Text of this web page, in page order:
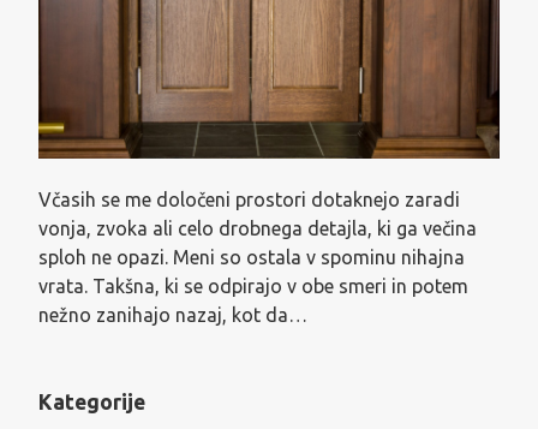
Včasih se me določeni prostori dotaknejo zaradi
vonja, zvoka ali celo drobnega detajla, ki ga večina
sploh ne opazi. Meni so ostala v spominu nihajna
vrata. Takšna, ki se odpirajo v obe smeri in potem
nežno zanihajo nazaj, kot da…
Kategorije